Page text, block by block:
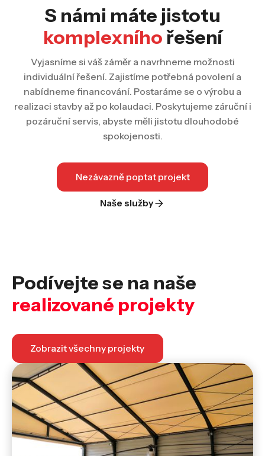
S námi máte jistotu
komplexníhořešení
Vyjasníme si váš záměr a navrhneme možnosti
individuální řešení. Zajistíme potřebná povolení a
nabídneme financování. Postaráme se o výrobu a
realizaci stavby až po kolaudaci. Poskytujeme záruční i
pozáruční servis, abyste měli jistotu dlouhodobé
spokojenosti.
Nezávazně poptat projekt
Naše služby
Podívejte se na naše
realizované projekty
Zobrazit všechny projekty